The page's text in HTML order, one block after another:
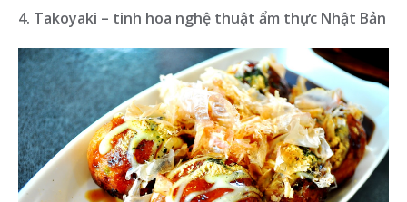
4. Takoyaki – tinh hoa nghệ thuật ẩm thực Nhật Bản